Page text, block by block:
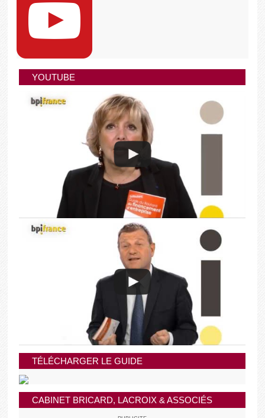
YOUTUBE
TÉLÉCHARGER LE GUIDE
CABINET BRICARD, LACROIX & ASSOCIÉS